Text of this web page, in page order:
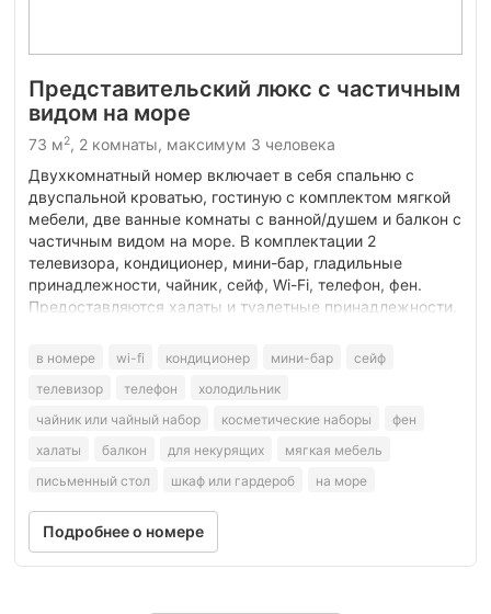
Представительский люкс с частичным
видом на море
73 м2, 2 комнаты, максимум 3 человека
Двухкомнатный номер включает в себя спальню с
двуспальной кроватью, гостиную с комплектом мягкой
мебели, две ванные комнаты с ванной/душем и балкон с
частичным видом на море. В комплектации 2
телевизора, кондиционер, мини-бар, гладильные
принадлежности, чайник, сейф, Wi-Fi, телефон, фен.
Предоставляются халаты и туалетные принадлежности.
в номере wi-fi кондиционер мини-бар
сейф
телевизор
телефон
холодильник
чайник или чайный набор
косметические наборы
фен
халаты
балкон для некурящих
мягкая мебель
письменный стол
шкаф или гардероб на море
Подробнее о номере